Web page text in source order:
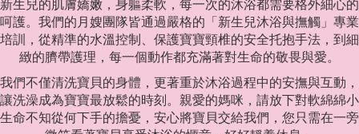
呵護。我們的月嫂團隊皆通過嚴格的「新生兒沐浴與撫觸」專業
培訓，從精準的水溫控制、保護寶寶頸椎的安全托抱手法，到細
緻的臍帶護理，每一個動作都充滿著對生命的敬畏與愛。
我們不僅清洗寶貝的身體，更著重於沐浴過程中的安撫與互動，
讓洗澡成為寶寶最放鬆的時刻。親愛的媽咪，請放下對軟綿綿小
生命不知從何下手的擔憂，安心將寶貝交給我們，您只需在一旁